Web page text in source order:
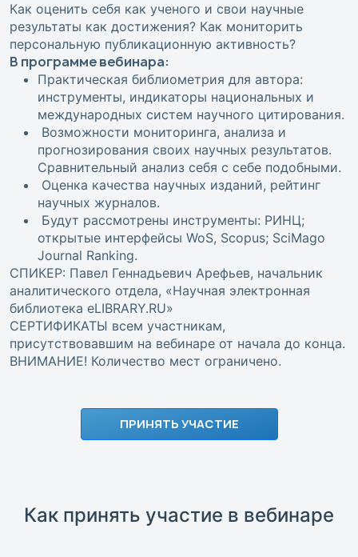
Как оценить себя как ученого и свои научные
результаты как достижения? Как мониторить
персональную публикационную активность?
В программе вебинара:
Практическая библиометрия для автора:
инструменты, индикаторы национальных и
международных систем научного цитирования.
Возможности мониторинга, анализа и
прогнозирования своих научных результатов.
Сравнительный анализ себя с себе подобными.
Оценка качества научных изданий, рейтинг
научных журналов.
Будут рассмотрены инструменты: РИНЦ;
открытые интерфейсы WoS, Scopus; SciMago
Journal Ranking.
СПИКЕР: Павел Геннадьевич Арефьев, начальник
аналитического отдела, «Научная электронная
библиотека eLIBRARY.RU»
СЕРТИФИКАТЫ всем участникам,
присутствовавшим на вебинаре от начала до конца.
ВНИМАНИЕ! Количество мест ограничено.
ПРИНЯТЬ УЧАСТИЕ
Как принять участие в вебинаре